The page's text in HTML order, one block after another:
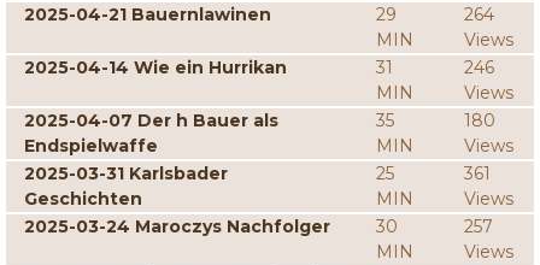
2025-04-21 Bauernlawinen
29
MIN
264
Views
2025-04-14 Wie ein Hurrikan
31
MIN
246
Views
2025-04-07 Der h Bauer als
Endspielwaffe
35
MIN
180
Views
2025-03-31 Karlsbader
Geschichten
25
MIN
361
Views
2025-03-24 Maroczys Nachfolger
30
MIN
257
Views